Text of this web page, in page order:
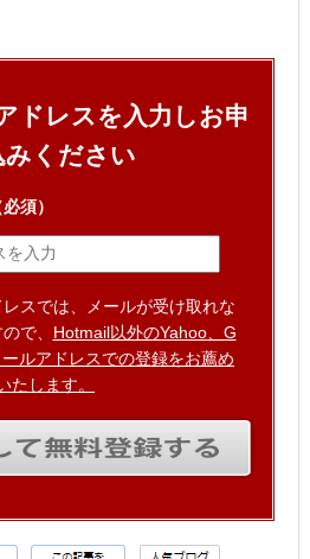
ドレスを入力しお申
みください
必須）
スでは、メールが受け取れな
で、 Hotmail以外のYahoo、G
ルアドレスでの登録をお薦め
たします。